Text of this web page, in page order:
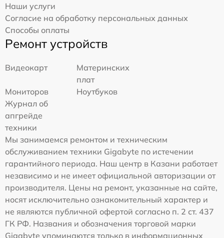
Наши услуги
Согласие на обработку персональных данных
Способы оплаты
Ремонт устройств
Видеокарт
Материнских
плат
Мониторов
Ноутбуков
Журнал об
апгрейде
техники
Мы занимаемся ремонтом и техническим
обслуживанием техники Gigabyte по истечении
гарантийного периода. Наш центр в Казани работает
независимо и не имеет официальной авторизации от
производителя. Цены на ремонт, указанные на сайте,
носят исключительно ознакомительный характер и
не являются публичной офертой согласно п. 2 ст. 437
ГК РФ. Названия и обозначения торговой марки
Gigabyte упоминаются только в информационных